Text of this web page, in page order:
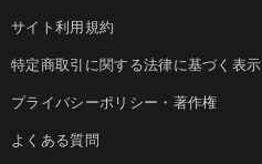
サイト利用規約
特定商取引に関する法律に基づく表示
プライバシーポリシー・著作権
よくある質問